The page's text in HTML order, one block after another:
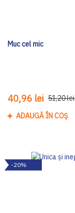
Muc cel mic
40,96 lei 51,20 lei
ADAUGĂ ÎN COȘ
-20%